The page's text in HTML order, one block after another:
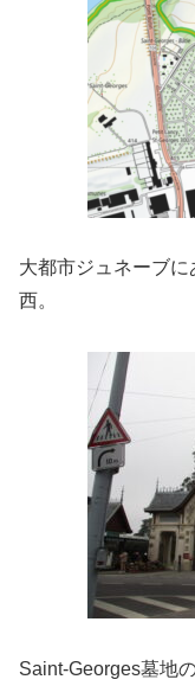
大都市ジュネーブ
西。
Saint-Georges墓地